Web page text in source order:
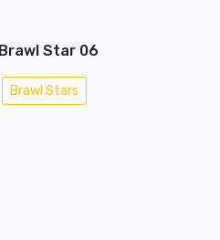
Brawl Star 06
Brawl Stars